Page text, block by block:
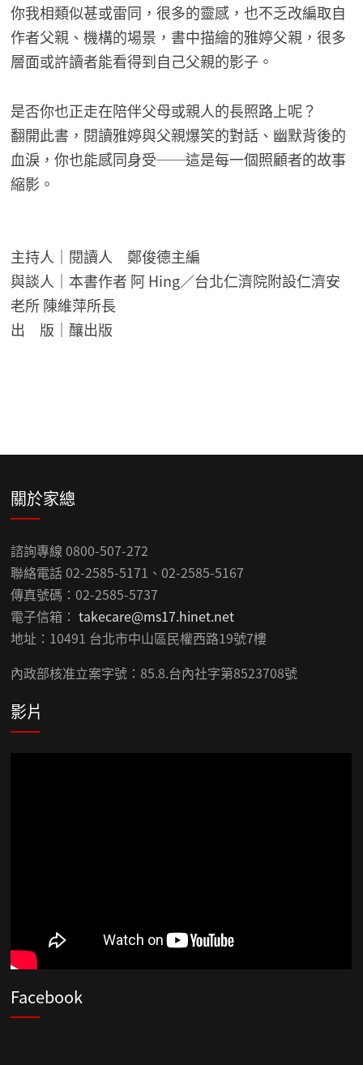
你我相類似甚或雷同，很多的靈感，也不乏改編取自
作者父親、機構的場景，書中描繪的雅婷父親，很多
層面或許讀者能看得到自己父親的影子。
是否你也正走在陪伴父母或親人的長照路上呢？
翻開此書，閱讀雅婷與父親爆笑的對話、幽默背後的
血淚，你也能感同身受──這是每一個照顧者的故事
縮影。
主持人｜閱讀人 鄭俊德主編
與談人｜本書作者 阿 Hing／台北仁濟院附設仁濟安
老所 陳維萍所長
出 版｜釀出版
關於家總
諮詢專線 0800-507-272
聯絡電話 02-2585-5171、02-2585-5167
傳真號碼：02-2585-5737
電子信箱：takecare@ms17.hinet.net
地址：10491 台北市中山區民權西路19號7樓
內政部核准立案字號：85.8.台內社字第8523708號
影片
Facebook